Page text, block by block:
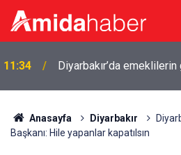
11:06 Sırp forvet Amedspor
Anasayfa Diyarbakır
Başkanı: Hile yapanlar kapatılsın